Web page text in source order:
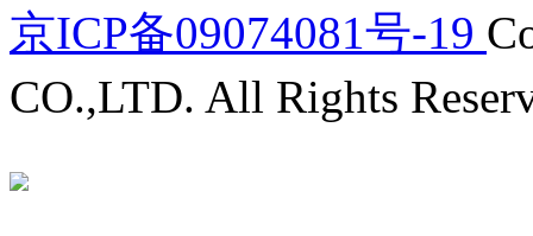
京ICP备09074081号-19
CO.,LTD. All Rights